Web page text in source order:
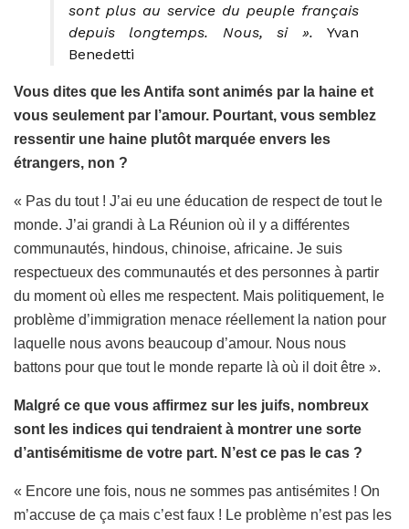
sont plus au service du peuple français
depuis longtemps. Nous, si ». Yvan
Benedetti
Vous dites que les Antifa sont animés par la haine et
vous seulement par l’amour. Pourtant, vous semblez
ressentir une haine plutôt marquée envers les
étrangers, non ?
« Pas du tout ! J’ai eu une éducation de respect de tout le
monde. J’ai grandi à La Réunion où il y a différentes
communautés, hindous, chinoise, africaine. Je suis
respectueux des communautés et des personnes à partir
du moment où elles me respectent. Mais politiquement, le
problème d’immigration menace réellement la nation pour
laquelle nous avons beaucoup d’amour. Nous nous
battons pour que tout le monde reparte là où il doit être ».
Malgré ce que vous affirmez sur les juifs, nombreux
sont les indices qui tendraient à montrer une sorte
d’antisémitisme de votre part. N’est ce pas le cas ?
« Encore une fois, nous ne sommes pas antisémites ! On
m’accuse de ça mais c’est faux ! Le problème n’est pas les